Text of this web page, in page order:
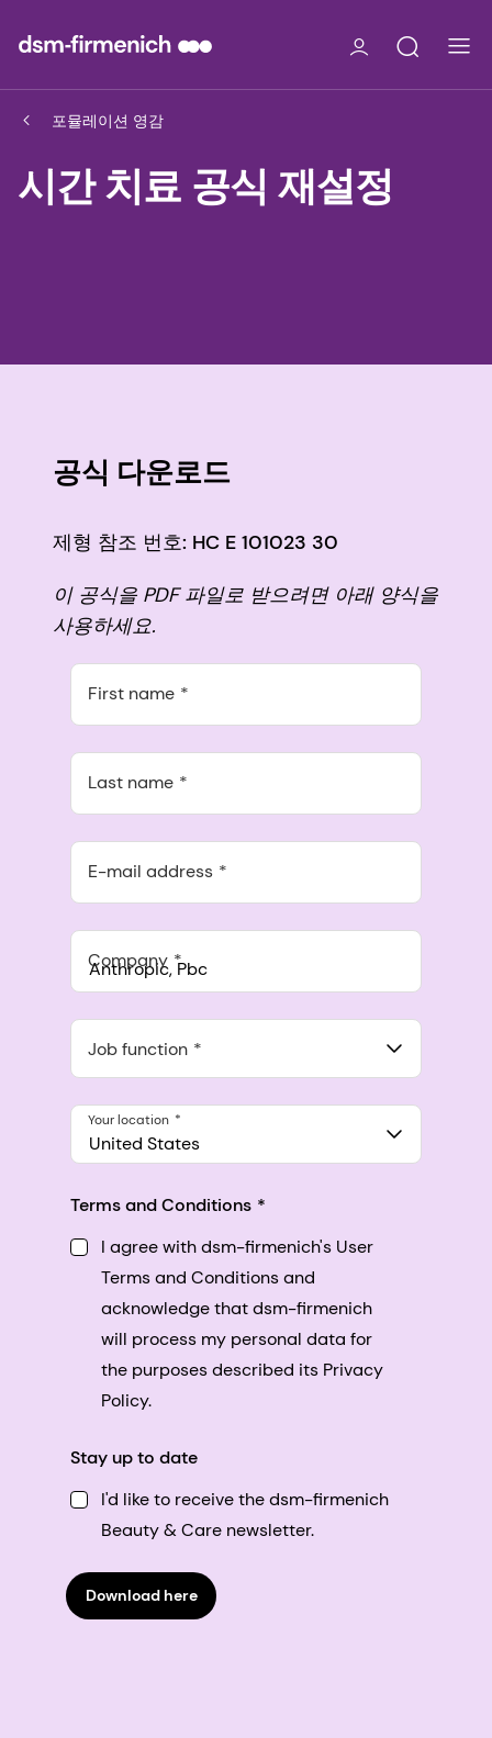
포뮬레이션 영감
시간 치료 공식 재설정
공식 다운로드
제형 참조 번호: HC E 101023 30
이 공식을 PDF 파일로 받으려면 아래 양식을
사용하세요.
First name
Last name
E-mail address
Company
548 Market St Pmb 90375, San Francisco, California, US
Job function
United States
Your location
Terms and Conditions
I agree with dsm-firmenich's User
Terms and Conditions and
acknowledge that dsm-firmenich
will process my personal data for
the purposes described its Privacy
Policy.
Stay up to date
I'd like to receive the dsm-firmenich
Beauty & Care newsletter.
Download here